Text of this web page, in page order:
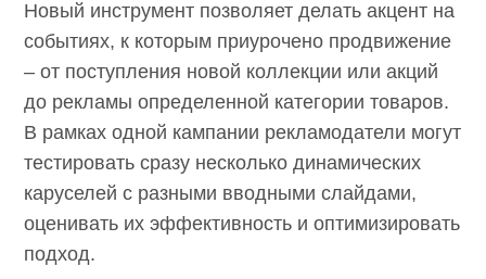
Новый инструмент позволяет делать акцент на
событиях, к которым приурочено продвижение
– от поступления новой коллекции или акций
до рекламы определенной категории товаров.
В рамках одной кампании рекламодатели могут
тестировать сразу несколько динамических
каруселей с разными вводными слайдами,
оценивать их эффективность и оптимизировать
подход.